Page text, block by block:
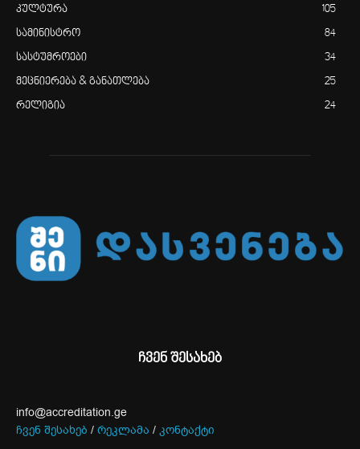
კულტურა 105
სამინისტრო 84
სასტუმროები 34
მეცნიერება & განათლება 25
რელიგია 24
ჩვენ შესახებ
info@accreditation.ge
ჩვენ შესახებ / რეკლამა / კონტაქტი